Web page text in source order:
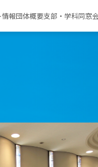
報団体概要支部・学科同窓